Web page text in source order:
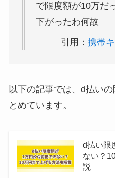
で限度額が10万だ
下がったわ何故
引用：携帯
以下の記事では、d払い
とめています。
d払い限
ない？
説